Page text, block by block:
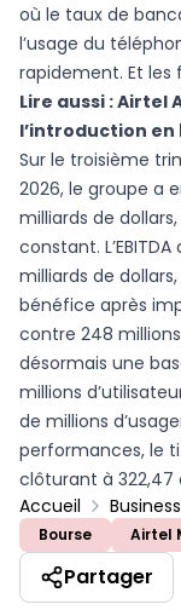
où le taux de
l’usage du
rapidement. Et les
Lire aussi :Airtel
l’introduction en
Sur le troisième
2026, le groupe a
milliards de
constant.
milliards de
bénéfice après
contre 248
désormais une
millions
de millions
performances, le
clôturant à 322,47
Accueil
Bourse Airtel
Partager